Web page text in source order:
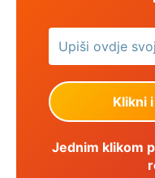
Jednim klikom